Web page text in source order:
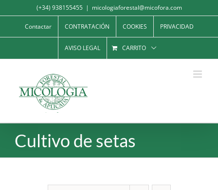
al
contenido
(+34) 938155455 | micologiaforestal@micofora.com
Contactar CONTRATACIÓN COOKIES PRIVACIDAD
AVISO LEGAL CARRITO
Cultivo de setas